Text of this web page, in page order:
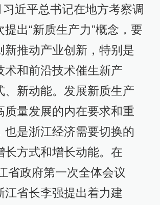
近平总书记在地方考察调
出“新质生产力”概念，要
新推动产业创新，特别是
术和前沿技术催生新产
、新动能。发展新质生产
质量发展的内在要求和重
也是浙江经济需要切换的
长方式和增长动能。在
省政府第一次全体会议
江省长李强提出着力建